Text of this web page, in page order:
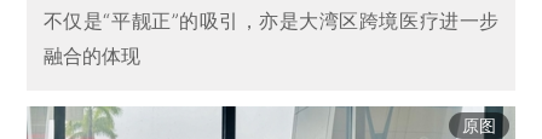
不仅是“平靓正”的吸引，亦是大湾区跨境医疗进一步
融合的体现
原图